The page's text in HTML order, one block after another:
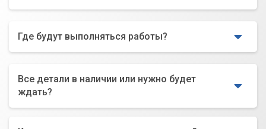
Где будут выполняться работы?
Все детали в наличии или нужно будет
ждать?